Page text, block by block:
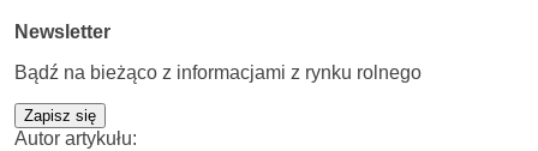
Newsletter
Bądź na bieżąco z informacjami z rynku rolnego
Zapisz się
Autor artykułu: